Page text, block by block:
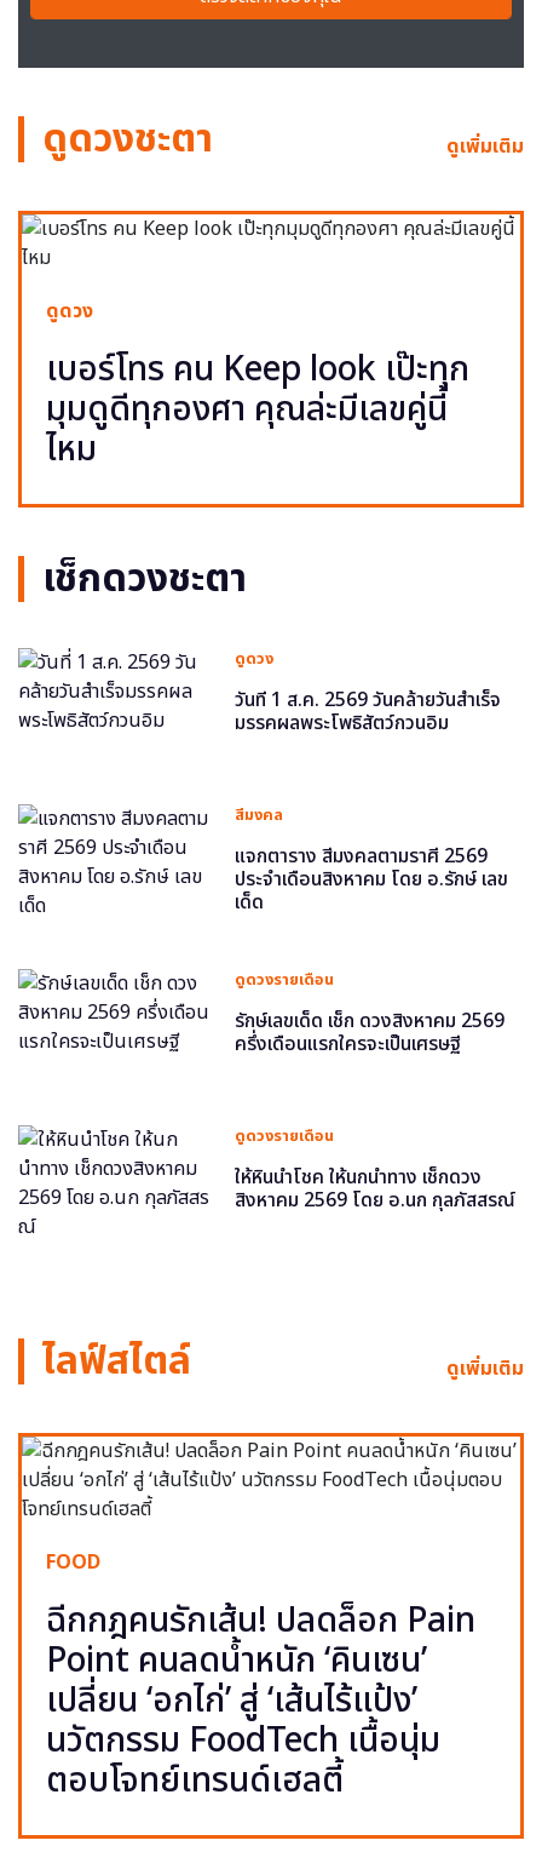
ดูดวงชะตา ดูเพิ่มเติม
ดูดวง
เบอร์โทร คน Keep look เป๊ะทุก
มุมดูดีทุกองศา คุณล่ะมีเลขคู่นี้
ไหม
เช็กดวงชะตา
ดูดวง
วันที่ 1 ส.ค. 2569 วันคล้ายวันสำเร็จ
มรรคผลพระโพธิสัตว์กวนอิม
สีมงคล
แจกตาราง สีมงคลตามราศี 2569
ประจำเดือนสิงหาคม โดย อ.รักษ์ เลข
เด็ด
ดูดวงรายเดือน
รักษ์เลขเด็ด เช็ก ดวงสิงหาคม 2569
ครึ่งเดือนแรกใครจะเป็นเศรษฐี
ดูดวงรายเดือน
ให้หินนำโชค ให้นกนำทาง เช็กดวง
สิงหาคม 2569 โดย อ.นก กุลภัสสรณ์
ไลฟ์สไตล์ ดูเพิ่มเติม
FOOD
ฉีกกฎคนรักเส้น! ปลดล็อก Pain
Point คนลดน้ำหนัก ‘คินเซน’
เปลี่ยน ‘อกไก่’ สู่ ‘เส้นไร้แป้ง’
นวัตกรรม FoodTech เนื้อนุ่ม
ตอบโจทย์เทรนด์เฮลตี้